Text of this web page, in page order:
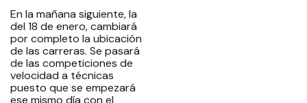
En la mañana siguiente, la
del 18 de enero, cambiará
por completo la ubicación
de las carreras. Se pasará
de las competiciones de
velocidad a técnicas
puesto que se empezará